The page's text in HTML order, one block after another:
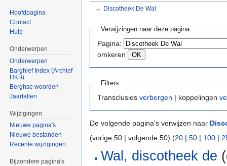
← Discotheek De Wal
Verwijzingen naar deze pagina
Pagina:
omkeren
Filters
Transclusies verbergen | koppelingen
De volgende pagina's verwijzen naar
(vorige 50 | volgende 50) (20 | 50 | 100 |
Wal, discotheek de
Hoofdpagina
Contact
Hulp
Onderwerpen
Onderwerpen
Barghief Index (Archief
HKB)
Berghse woorden
Jaartallen
Wijzigingen
Nieuwe pagina's
Nieuwe bestanden
Recente wijzigingen
Bijzondere pagina's